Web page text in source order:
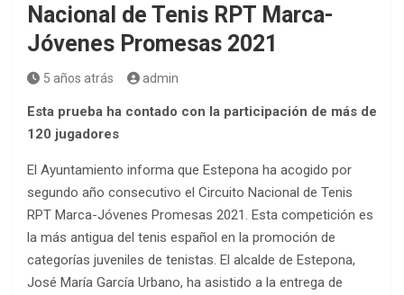
Nacional de Tenis RPT Marca-
Jóvenes Promesas 2021
5 años atrás admin
Esta prueba ha contado con la participación de más de
120 jugadores
El Ayuntamiento informa que Estepona ha acogido por
segundo año consecutivo el Circuito Nacional de Tenis
RPT Marca-Jóvenes Promesas 2021. Esta competición es
la más antigua del tenis español en la promoción de
categorías juveniles de tenistas. El alcalde de Estepona,
José María García Urbano, ha asistido a la entrega de